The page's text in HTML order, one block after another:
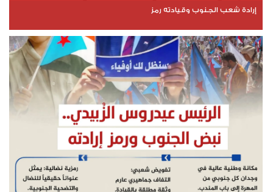
إرادة شعب الجنوب وقيادته رمز